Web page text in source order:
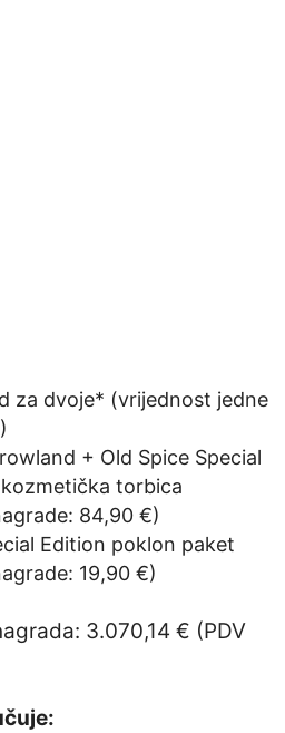
za dvoje* (vrijednost jedne
+ Old Spice Special
torbica
84,90 €)
Edition poklon paket
19,90 €)
3.070,14 € (PDV